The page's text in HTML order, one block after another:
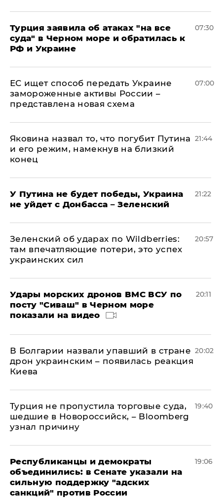
Турция заявила об атаках "на все
суда" в Черном море и обратилась к
РФ и Украине
07:30
ЕС ищет способ передать Украине
замороженные активы России –
представлена новая схема
07:00
Яковина назвал то, что погубит Путина
и его режим, намекнув на близкий
конец
21:44
У Путина не будет победы, Украина
не уйдет с Донбасса – Зеленский
21:22
Зеленский об ударах по Wildberries:
там впечатляющие потери, это успех
украинских сил
20:57
Удары морских дронов ВМС ВСУ по
посту "Сиваш" в Черном море
показали на видео
20:11
В Болгарии назвали упавший в стране
дрон украинским – появилась реакция
Киева
20:02
Турция не пропустила торговые суда,
шедшие в Новороссийск, – Bloomberg
узнал причину
19:40
Республиканцы и демократы
объединились: в Сенате указали на
сильную поддержку "адских
санкций" против России
19:06